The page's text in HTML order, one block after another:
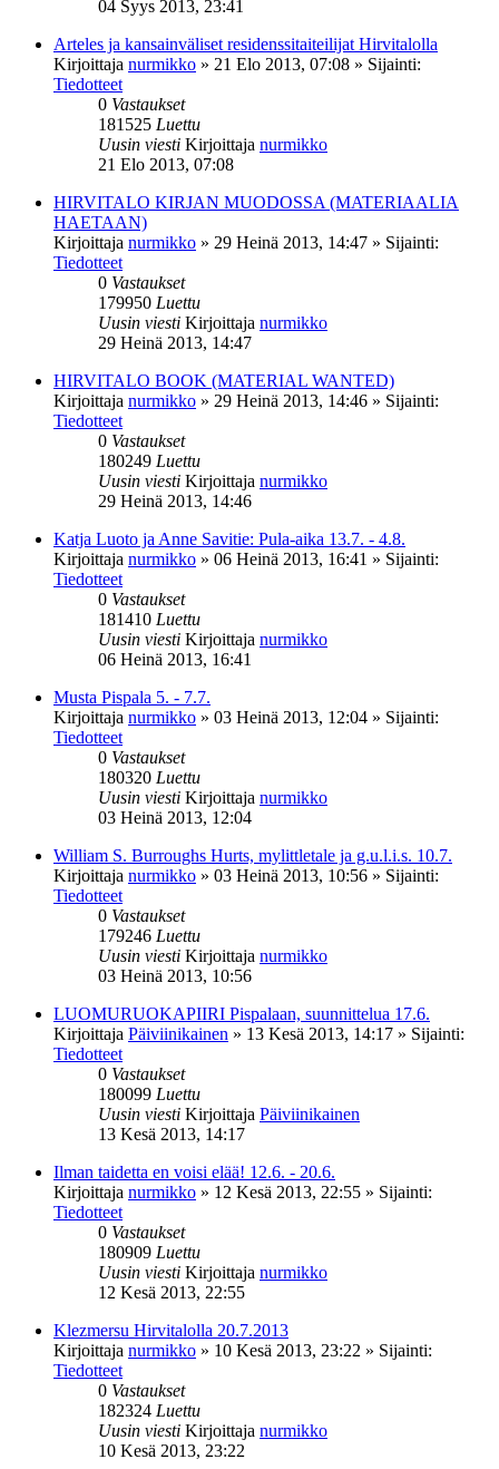
04 Syys 2013, 23:41
Arteles ja kansainväliset residenssitaiteilijat Hirvitalolla
Kirjoittaja nurmikko » 21 Elo 2013, 07:08 » Sijainti:
Tiedotteet
0 Vastaukset
181525 Luettu
Uusin viesti Kirjoittaja nurmikko
21 Elo 2013, 07:08
HIRVITALO KIRJAN MUODOSSA (MATERIAALIA
HAETAAN)
Kirjoittaja nurmikko » 29 Heinä 2013, 14:47 » Sijainti:
Tiedotteet
0 Vastaukset
179950 Luettu
Uusin viesti Kirjoittaja nurmikko
29 Heinä 2013, 14:47
HIRVITALO BOOK (MATERIAL WANTED)
Kirjoittaja nurmikko » 29 Heinä 2013, 14:46 » Sijainti:
Tiedotteet
0 Vastaukset
180249 Luettu
Uusin viesti Kirjoittaja nurmikko
29 Heinä 2013, 14:46
Katja Luoto ja Anne Savitie: Pula-aika 13.7. - 4.8.
Kirjoittaja nurmikko » 06 Heinä 2013, 16:41 » Sijainti:
Tiedotteet
0 Vastaukset
181410 Luettu
Uusin viesti Kirjoittaja nurmikko
06 Heinä 2013, 16:41
Musta Pispala 5. - 7.7.
Kirjoittaja nurmikko » 03 Heinä 2013, 12:04 » Sijainti:
Tiedotteet
0 Vastaukset
180320 Luettu
Uusin viesti Kirjoittaja nurmikko
03 Heinä 2013, 12:04
William S. Burroughs Hurts, mylittletale ja g.u.l.i.s. 10.7.
Kirjoittaja nurmikko » 03 Heinä 2013, 10:56 » Sijainti:
Tiedotteet
0 Vastaukset
179246 Luettu
Uusin viesti Kirjoittaja nurmikko
03 Heinä 2013, 10:56
LUOMURUOKAPIIRI Pispalaan, suunnittelua 17.6.
Kirjoittaja Päiviinikainen » 13 Kesä 2013, 14:17 » Sijainti:
Tiedotteet
0 Vastaukset
180099 Luettu
Uusin viesti Kirjoittaja Päiviinikainen
13 Kesä 2013, 14:17
Ilman taidetta en voisi elää! 12.6. - 20.6.
Kirjoittaja nurmikko » 12 Kesä 2013, 22:55 » Sijainti:
Tiedotteet
0 Vastaukset
180909 Luettu
Uusin viesti Kirjoittaja nurmikko
12 Kesä 2013, 22:55
Klezmersu Hirvitalolla 20.7.2013
Kirjoittaja nurmikko » 10 Kesä 2013, 23:22 » Sijainti:
Tiedotteet
0 Vastaukset
182324 Luettu
Uusin viesti Kirjoittaja nurmikko
10 Kesä 2013, 23:22